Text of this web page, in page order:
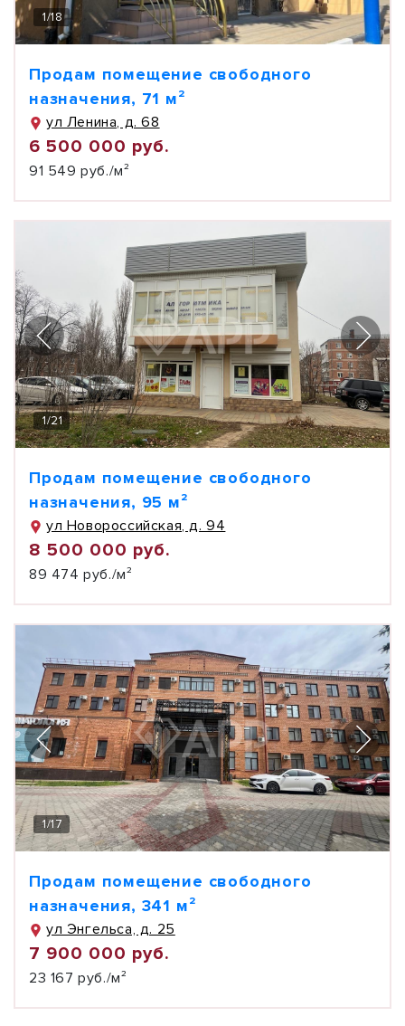
1/18
Продам помещение свободного
назначения, 71 м²
ул Ленина, д. 68
6 500 000 руб.
91 549 руб./м²
1/21
Продам помещение свободного
назначения, 95 м²
ул Новороссийская, д. 94
8 500 000 руб.
89 474 руб./м²
1/17
Продам помещение свободного
назначения, 341 м²
ул Энгельса, д. 25
7 900 000 руб.
23 167 руб./м²